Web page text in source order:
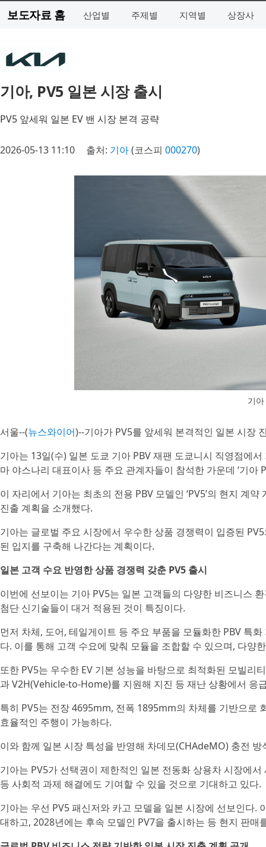
보도자료 홈 산업별 주제별 지역별 상장사
기아, PV5 일본 시장 출시
PV5 앞세워 일본 EV 밴 시장 본격 공략
2026-05-13 11:10 출처: 기아(코스피 000270)
기아
서울--(뉴스와이어)--기아가 PV5를 앞세워 본격적인 일본 시장
기아는 13일(수) 일본 도쿄 기아 PBV 재팬 도쿄니시 직영점에
마 야스나리 대표이사 등 주요 관계자들이 참석한 가운데 ‘기아
이 자리에서 기아는 최초의 전용 PBV 모델인 ‘PV5’의 현지 계
진출 계획을 소개했다.
기아는 글로벌 주요 시장에서 우수한 상품 경쟁력이 입증된
된 입지를 구축해 나간다는 계획이다.
일본 고객 수요 반영한 상품 경쟁력 갖춘 PV5 출시
이번에 선보이는 기아 PV5는 일본 고객들의 다양한 비즈니스
첨단 신기술들이 대거 적용된 것이 특징이다.
먼저 차체, 도어, 테일게이트 등 주요 부품을 모듈화한 PBV 특
다. 이를 통해 고객 수요에 맞춰 모듈을 조합할 수 있으며, 다양
또한 PV5는 우수한 EV 기본 성능을 바탕으로 최적화된 모빌
과 V2H(Vehicle-to-Home)를 지원해 지진 등 재난 상황에서 응
특히 PV5는 전장 4695mm, 전폭 1895mm의 차체를 기반으로
효율적인 주행이 가능하다.
이와 함께 일본 시장 특성을 반영해 차데모(CHAdeMO) 충전
기아는 PV5가 선택권이 제한적인 일본 전동화 상용차 시장에
등 사회적 과제 해결에도 기여할 수 있을 것으로 기대하고 있다.
기아는 우선 PV5 패신저와 카고 모델을 일본 시장에 선보인다
대하고, 2028년에는 후속 모델인 PV7을 출시하는 등 현지 판매